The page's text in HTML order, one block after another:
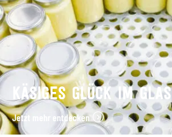
KÄSIGES GLÜCK IM GLAS
Jetzt mehr entdecken